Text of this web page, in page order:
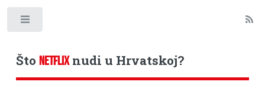
Što NETFLIXnudi u Hrvatskoj?